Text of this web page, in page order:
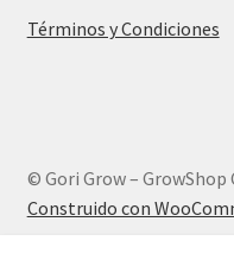
Términos y Condiciones
© Gori Grow – GrowShop
Construido con